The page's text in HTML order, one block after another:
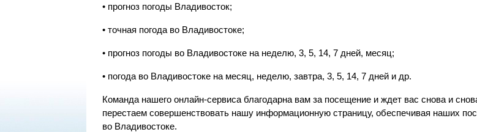
• прогноз погоды Владивосток;
• точная погода во Владивостоке;
• прогноз погоды во Владивостоке на неделю, 3, 5, 14, 7 дней, месяц;
• погода во Владивостоке на месяц, неделю, завтра, 3, 5, 14, 7 дней и др.
Команда нашего онлайн-сервиса благодарна вам за посещение и ждет вас снова и
перестаем совершенствовать нашу информационную страницу, обеспечивая наших
во Владивостоке.